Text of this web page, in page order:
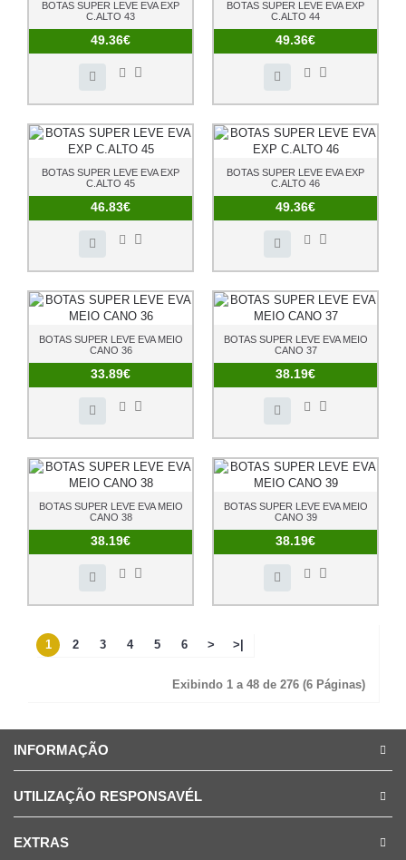
BOTAS SUPER LEVE EVA EXP
C.ALTO 43
49.36€
BOTAS SUPER LEVE EVA EXP
C.ALTO 44
49.36€
BOTAS SUPER LEVE EVA EXP
C.ALTO 45
46.83€
BOTAS SUPER LEVE EVA EXP
C.ALTO 46
49.36€
BOTAS SUPER LEVE EVA MEIO
CANO 36
33.89€
BOTAS SUPER LEVE EVA MEIO
CANO 37
38.19€
BOTAS SUPER LEVE EVA MEIO
CANO 38
38.19€
BOTAS SUPER LEVE EVA MEIO
CANO 39
38.19€
1 2 3 4 5 6 > >|
Exibindo 1 a 48 de 276 (6 Páginas)
INFORMAÇÃO
UTILIZAÇÃO RESPONSAVÉL
EXTRAS